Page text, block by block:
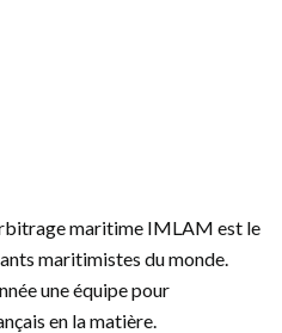
maritime IMLAM est le
maritimistes du monde.
une équipe pour
en la matière.